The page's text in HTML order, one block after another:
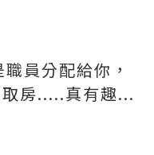
員分配給你，
房.....真有趣...